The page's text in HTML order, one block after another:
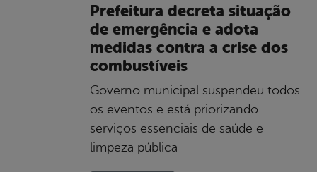
Prefeitura decreta situação
de emergência e adota
medidas contra a crise dos
combustíveis
Governo municipal suspendeu todos
os eventos e está priorizando
serviços essenciais de saúde e
limpeza pública